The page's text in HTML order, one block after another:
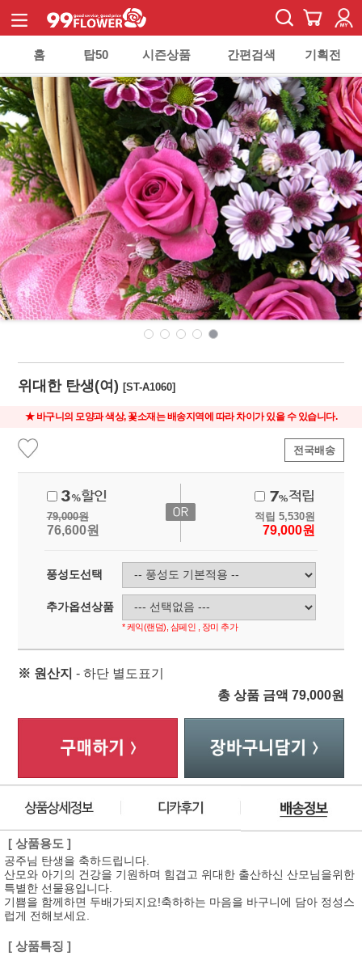
홈 탑50 시즌상품 간편검색 기획전
위대한 탄생(여)[ST-A1060]
★ 바구니의 모양과 색상, 꽃소재는 배송지역에 따라 차이가 있을 수 있습니다.
전국배송
79,000원
76,600원
적립 5,530원
79,000원
풍성도선택
추가옵션상품
* 케익(랜덤), 샴페인 , 장미 추가
※ 원산지 - 하단 별도표기
총 상품 금액 79,000원
[ 상품용도 ]
공주님 탄생을 축하드립니다.
산모와 아기의 건강을 기원하며 힘겹고 위대한 출산하신 산모님을위한
특별한 선물용입니다.
기쁨을 함께하면 두배가되지요!축하하는 마음을 바구니에 담아 정성스
럽게 전해보세요.
[ 상품특징 ]